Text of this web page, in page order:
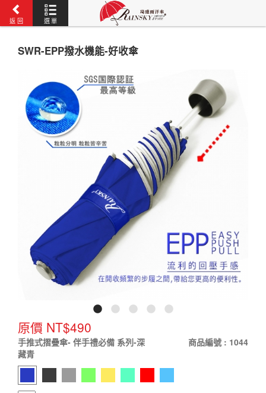
返 回 選 單
SWR-EPP撥水機能-好收傘
原價 NT$490
手推式摺疊傘- 伴手禮必備 系列-深
藏青
商品編號 : 1044